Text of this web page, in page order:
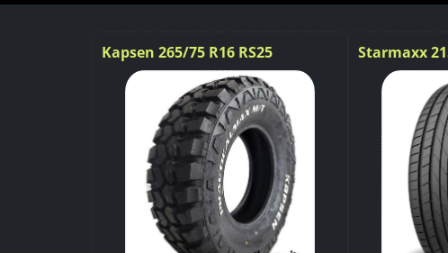
Kapsen 265/75 R16 RS25
123/120Q Off Road
Starmaxx
ST450 95H